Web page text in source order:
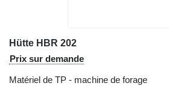
Hütte HBR 202
Prix sur demande
Matériel de TP - machine de forage